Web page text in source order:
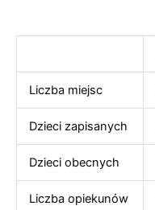
Liczba miejsc
Dzieci zapisanych
Dzieci obecnych
Liczba opiekunów